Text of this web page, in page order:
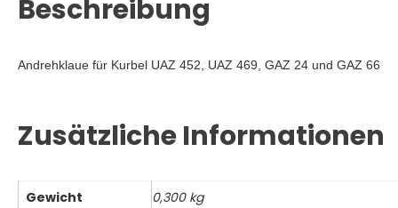
MengeBeschreibung
Andrehklaue für Kurbel UAZ 452, UAZ 469, GAZ 24 und GAZ 66
Zusätzliche Informationen
Gewicht 0,300 kg